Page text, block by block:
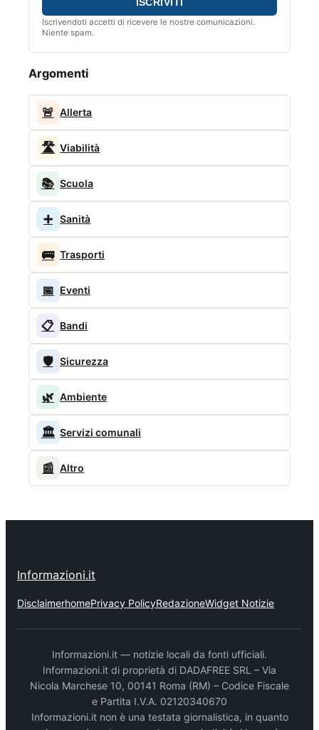
Iscrivendoti accetti di ricevere le nostre comunicazioni.
Niente spam.
Argomenti
🚨 Allerta
🛣️ Viabilità
📚 Scuola
➕ Sanità
🚌 Trasporti
📅 Eventi
📋 Bandi
🛡️ Sicurezza
🌿 Ambiente
🏛️ Servizi comunali
📰 Altro
Informazioni.it
DisclaimerhomePrivacy PolicyRedazioneWidget Notizie
Informazioni.it — notizie locali da fonti ufficiali.
Informazioni.it di proprietà di DADAFREE SRL – Via
Nicola Marchese 10, 00141 Roma (RM) – Codice Fiscale
e Partita I.V.A. 02120340670
Informazioni.it non è una testata giornalistica, in quanto